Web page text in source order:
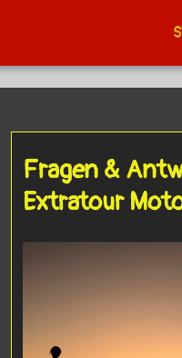
Fragen &
Extratour